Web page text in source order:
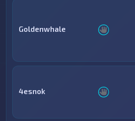
Goldenwhale
4esnok